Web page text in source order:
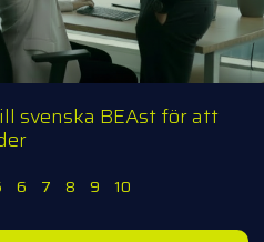
svenska BEAst för att
6 7 8 9 10